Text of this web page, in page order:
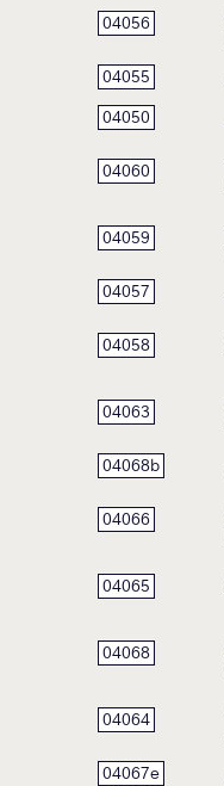
04056
04055
04050
04060
04059
04057
04058
04063
04068b
04066
04065
04068
04064
04067e